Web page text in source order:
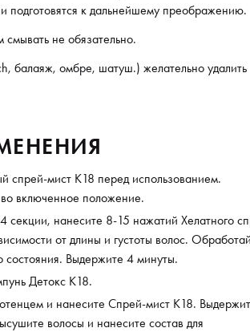
подготовятся к дальнейшему преображению.
не обязательно.
балаяж, омбре, шатуш.) желательно удалить
спрей-мист К18 перед использованием.
включенное положение.
секции, нанесите 8-15 нажатий Хелатного
от длины и густоты волос.
состояния. Выдержите 4 минуты.
Детокс К18.
и нанесите Спрей-мист K18.
волосы и нанесите состав для